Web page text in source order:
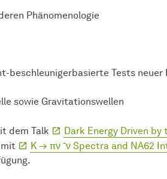
Phänomenologie
beschleunigerbasierte Tests neuer
sowie Gravitationswellen
dem Talk
Dark Energy Driven
K → πν ¯ν Spectra and NA62